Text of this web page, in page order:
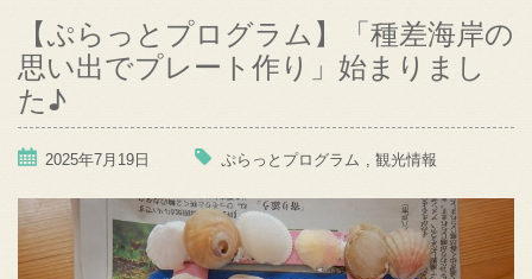
【ぷらっとプログラム】「種差海岸の
思い出でプレート作り」始まりまし
た♪
2025年7月19日 ぷらっとプログラム , 観光情報